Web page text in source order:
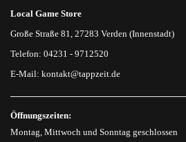
Local Game Store
Große Straße 81, 27283 Verden (Innenstadt)
Telefon: 04231 - 9712520
E-Mail: kontakt@tappzeit.de
Öffnungszeiten:
Montag, Mittwoch und Sonntag geschlossen